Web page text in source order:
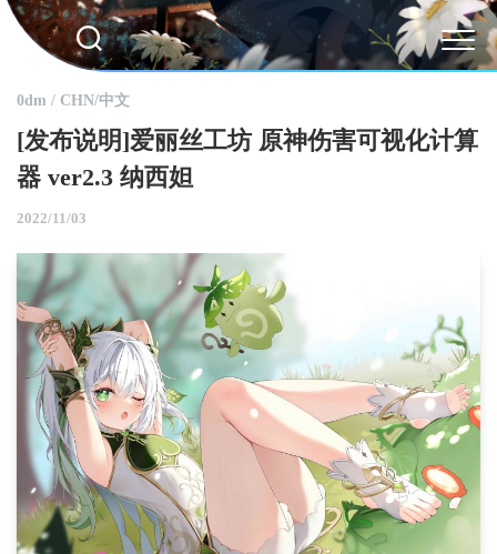
0dm / CHN/中文
[发布说明]爱丽丝工坊 原神伤害可视化计算
器 ver2.3 纳西妲
2022/11/03